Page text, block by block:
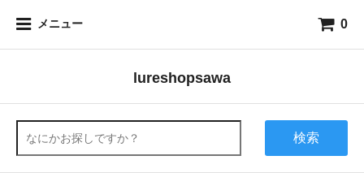
メニュー 0
lureshopsawa
検索